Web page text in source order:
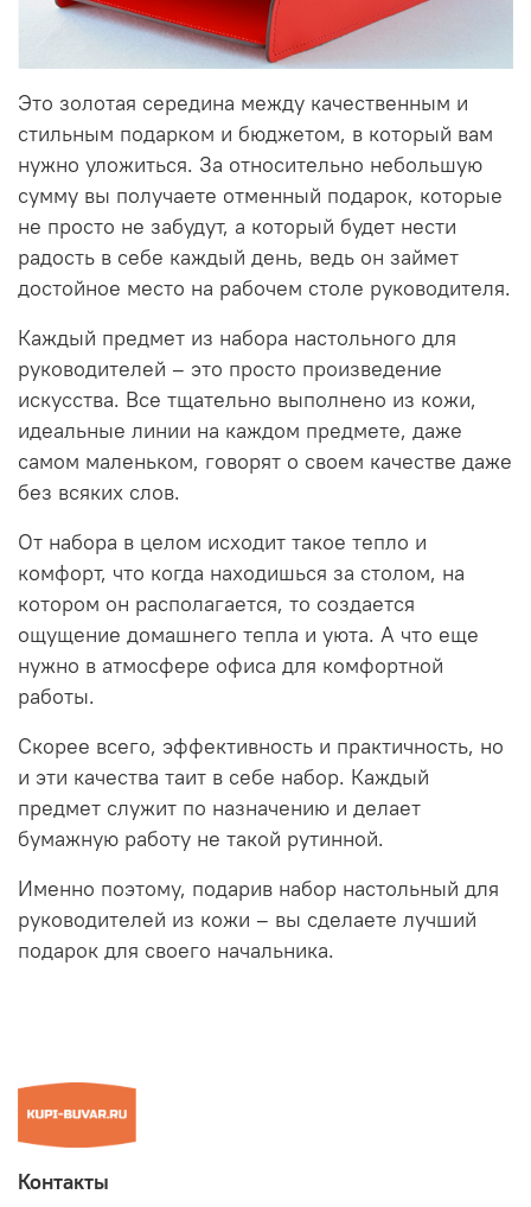
Это золотая середина между качественным и
стильным подарком и бюджетом, в который вам
нужно уложиться. За относительно небольшую
сумму вы получаете отменный подарок, которые
не просто не забудут, а который будет нести
радость в себе каждый день, ведь он займет
достойное место на рабочем столе руководителя.
Каждый предмет из набора настольного для
руководителей – это просто произведение
искусства. Все тщательно выполнено из кожи,
идеальные линии на каждом предмете, даже
самом маленьком, говорят о своем качестве даже
без всяких слов.
От набора в целом исходит такое тепло и
комфорт, что когда находишься за столом, на
котором он располагается, то создается
ощущение домашнего тепла и уюта. А что еще
нужно в атмосфере офиса для комфортной
работы.
Скорее всего, эффективность и практичность, но
и эти качества таит в себе набор. Каждый
предмет служит по назначению и делает
бумажную работу не такой рутинной.
Именно поэтому, подарив набор настольный для
руководителей из кожи – вы сделаете лучший
подарок для своего начальника.
Контакты